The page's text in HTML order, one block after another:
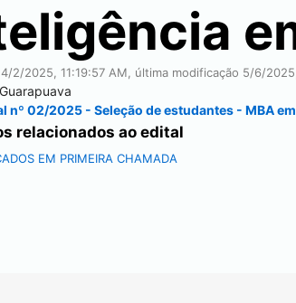
4/2/2025, 11:19:57 AM , última modificação 5/6/
Guarapuava
nº 02/2025 - Seleção de estudantes - MBA
relacionados ao edital
EM PRIMEIRA CHAMADA